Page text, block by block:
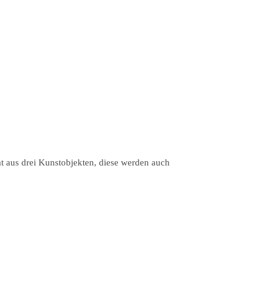
aus drei Kunstobjekten, diese werden auch